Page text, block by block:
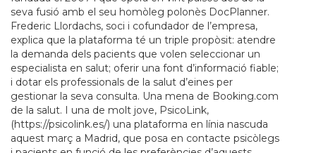
seva fusió amb el seu homòleg polonès DocPlanner.
Frederic Llordachs, soci i cofundador de l’empresa,
explica que la plataforma té un triple propòsit: atendre
la demanda dels pacients que volen seleccionar un
especialista en salut; oferir una font d’informació fiable;
i dotar els professionals de la salut d’eines per
gestionar la seva consulta. Una mena de Booking.com
de la salut. I una de molt jove, PsicoLink,
(https://psicolink.es/) una plataforma en línia nascuda
aquest març a Madrid, que posa en contacte psicòlegs